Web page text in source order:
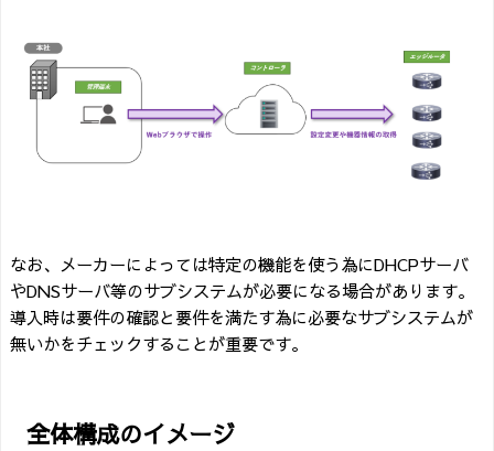
なお、メーカーによっては特定の機能を使う為にDHCPサーバ
やDNSサーバ等のサブシステムが必要になる場合があります。
導入時は要件の確認と要件を満たす為に必要なサブシステムが
無いかをチェックすることが重要です。
全体構成のイメージ